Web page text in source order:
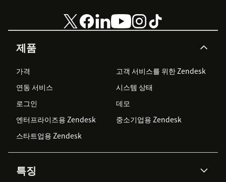
제품
가격
고객 서비스를 위한 Zendesk
연동 서비스
시스템 상태
로그인
데모
엔터프라이즈용 Zendesk
중소기업용 Zendesk
스타트업용 Zendesk
특징